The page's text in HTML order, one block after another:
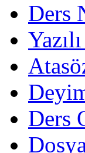
Ders
Ders